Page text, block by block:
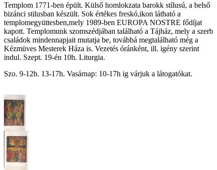
Templom 1771-ben épült. Külső homlokzata barokk stílusú, a belső
bizánci stilusban készült. Sok értékes freskó,ikon látható a
templomegyüttesben,mely 1989-ben EUROPA NOSTRE fődíjat
kapott. Templomunk szomszédjában található a Tájház, mely a szerb
családok mindennapjait mutatja be, továbbá megtalálható még a
Kézmüves Mesterek Háza is. Vezetés óránként, ill. igény szerint
indul. Szept. 19-én 10h. Liturgia.
Szo. 9-12h. 13-17h. Vasárnap: 10-17h ig várjuk a látogatókat.